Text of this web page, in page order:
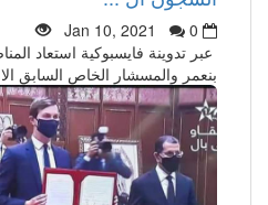
Jan 10, 2021
0
عبر تدوينة فايسبوكية استعاد
بنعمر والمسشار الخاص السابق